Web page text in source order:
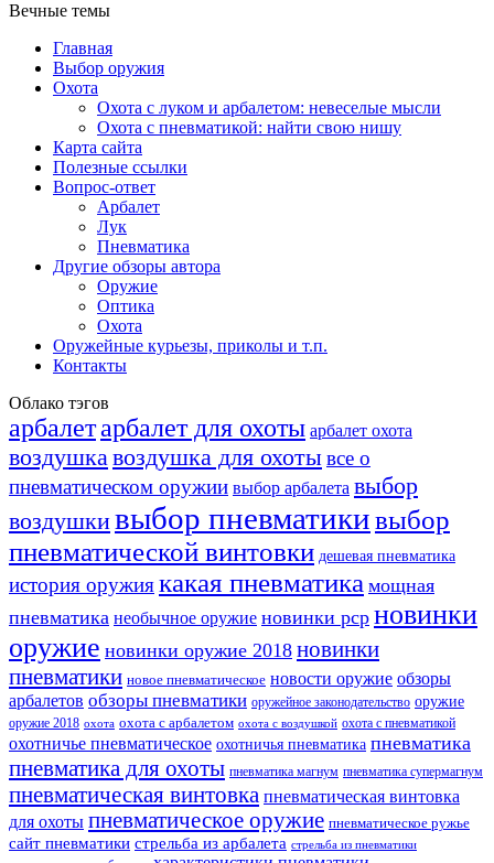
Вечные темы
Главная
Выбор оружия
Охота
Охота с луком и арбалетом: невеселые мысли
Охота с пневматикой: найти свою нишу
Карта сайта
Полезные ссылки
Вопрос-ответ
Арбалет
Лук
Пневматика
Другие обзоры автора
Оружие
Оптика
Охота
Оружейные курьезы, приколы и т.п.
Контакты
Облако тэгов
арбалетарбалет для охоты арбалет охота
воздушкавоздушка для охотывсе о
пневматическом оружии выбор арбалета выбор
воздушкивыбор пневматикивыбор
пневматической винтовки дешевая пневматика
история оружиякакая пневматика мощная
пневматика необычное оружие новинки pcp новинки
оружие новинки оружие 2018 новинки
пневматики новое пневматическое новости оружие обзоры
арбалетов обзоры пневматики оружейное законодательство оружие
оружие 2018 охота охота с арбалетом охота с воздушкой охота с пневматикой
охотничье пневматическое охотничья пневматика пневматика
пневматика для охоты пневматика магнум пневматика супермагнум
пневматическая винтовка пневматическая винтовка
для охоты пневматическое оружие пневматическое ружье
сайт пневматики стрельба из арбалета стрельба из пневматики